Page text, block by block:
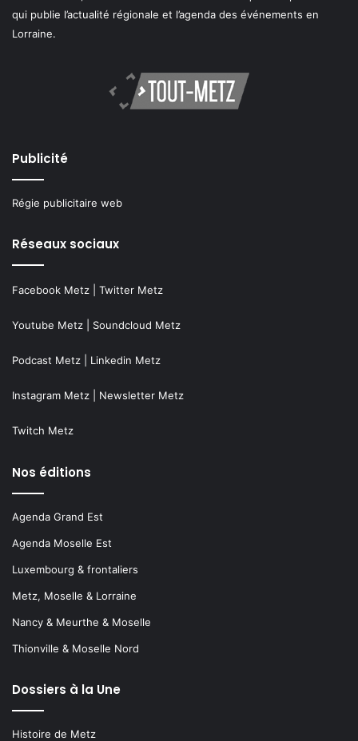
qui publie l’actualité régionale et l’agenda des événements en
Lorraine.
Publicité
Régie publicitaire web
Réseaux sociaux
Facebook Metz Twitter Metz
Youtube Metz Soundcloud Metz
Podcast Metz Linkedin Metz
Instagram Metz Newsletter Metz
Twitch Metz
Nos éditions
Agenda Grand Est
Agenda Moselle Est
Luxembourg & frontaliers
Metz, Moselle & Lorraine
Nancy & Meurthe & Moselle
Thionville & Moselle Nord
Dossiers à la Une
Histoire de Metz